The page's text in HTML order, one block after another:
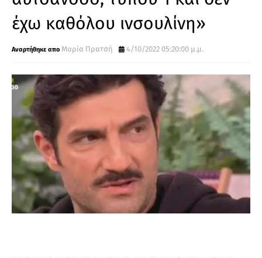
έχω καθόλου ινσουλίνη»
Μαρία Πρατσή 4/10/2022 05:20:00 μ.μ.